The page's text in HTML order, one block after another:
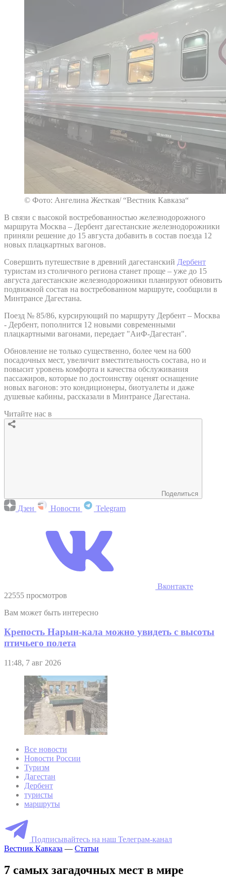
© Фото: Ангелина Жесткая/ “Вестник Кавказа“
В связи с высокой востребованностью железнодорожного
маршрута Москва – Дербент дагестанские железнодорожники
приняли решение до 15 августа добавить в состав поезда 12
новых плацкартных вагонов.
Совершить путешествие в древний дагестанский Дербент
туристам из столичного региона станет проще – уже до 15
августа дагестанские железнодорожники планируют обновить
подвижной состав на востребованном маршруте, сообщили в
Минтрансе Дагестана.
Поезд № 85/86, курсирующий по маршруту Дербент – Москва
- Дербент, пополнится 12 новыми современными
плацкартными вагонами, передает "АиФ-Дагестан".
Обновление не только существенно, более чем на 600
посадочных мест, увеличит вместительность состава, но и
повысит уровень комфорта и качества обслуживания
пассажиров, которые по достоинству оценят оснащение
новых вагонов: это кондиционеры, биотуалеты и даже
душевые кабины, рассказали в Минтрансе Дагестана.
Читайте нас в
Поделиться
Дзен Новости Telegram
Вконтакте
22555 просмотров
Вам может быть интересно
Крепость Нарын-кала можно увидеть с высоты
птичьего полета
11:48, 7 авг 2026
Все новости
Новости России
Туризм
Дагестан
Дербент
туристы
маршруты
Подписывайтесь на наш Телеграм-канал
Вестник Кавказа — Статьи
7 самых загадочных мест в мире